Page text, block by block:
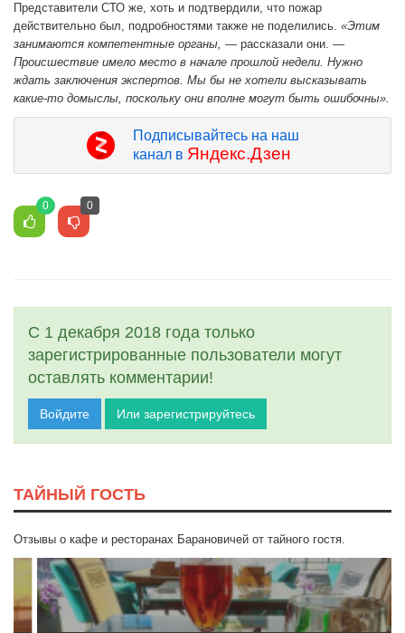
Представители СТО же, хоть и подтвердили, что пожар
действительно был, подробностями также не поделились. «Этим
занимаются компетентные органы, — рассказали они. —
Происшествие имело место в начале прошлой недели. Нужно
ждать заключения экспертов. Мы бы не хотели высказывать
какие-то домыслы, поскольку они вполне могут быть ошибочны».
Подписывайтесь на наш
канал в Яндекс.Дзен
0 0
С 1 декабря 2018 года только
зарегистрированные пользователи могут
оставлять комментарии!
Войдите Или зарегистрируйтесь
ТАЙНЫЙ ГОСТЬ
Отзывы о кафе и ресторанах Барановичей от тайного гостя.